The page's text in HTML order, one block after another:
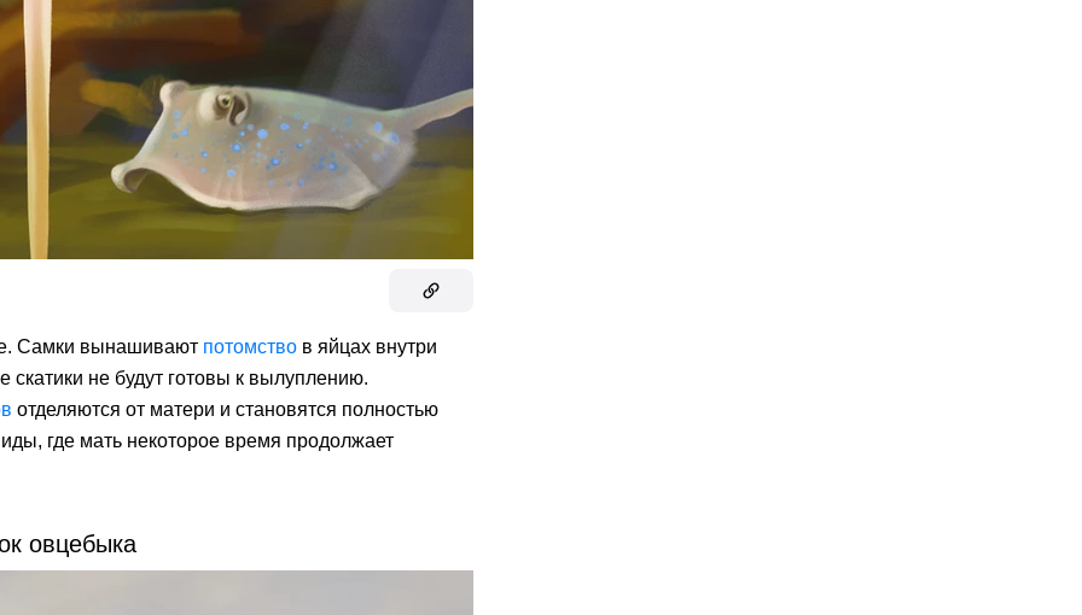
Самки вынашивают потомство в яйцах внутри
скатики не будут готовы к вылуплению.
отделяются от матери и становятся полностью
где мать некоторое время продолжает
овцебыка